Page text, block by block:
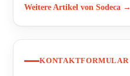
Weitere Artikel von Sodeca →
KONTAKTFORMULAR